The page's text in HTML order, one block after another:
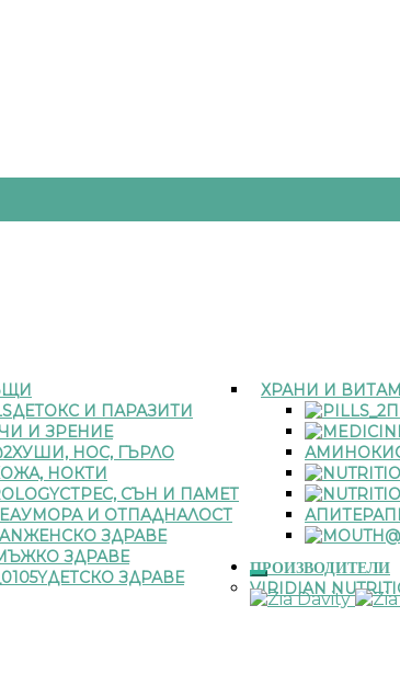
ДЕТОКС И ПАРАЗИТИ
И ЗРЕНИЕ
УШИ, НОС, ГЪРЛО
НОКТИ
СТРЕС, СЪН И ПАМЕТ
УМОРА И ОТПАДНАЛОСТ
ЖЕНСКО ЗДРАВЕ
ЗДРАВЕ
ДЕТСКО ЗДРАВЕ
ХРАНИ И
ПРОИЗВОДИТЕЛИ
VIRIDIAN